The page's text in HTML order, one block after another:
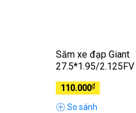
Săm xe đạp Giant
27.5*1.95/2.125FV
110.000₫
So sánh